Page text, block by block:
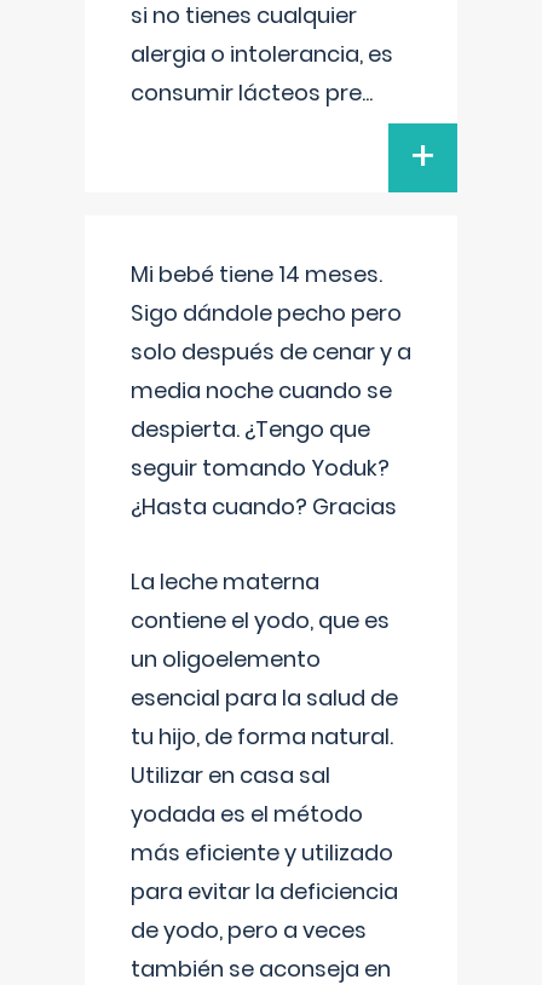
si no tienes cualquier
alergia o intolerancia, es
consumir lácteos pre...
+
Mi bebé tiene 14 meses.
Sigo dándole pecho pero
solo después de cenar y a
media noche cuando se
despierta. ¿Tengo que
seguir tomando Yoduk?
¿Hasta cuando? Gracias
La leche materna
contiene el yodo, que es
un oligoelemento
esencial para la salud de
tu hijo, de forma natural.
Utilizar en casa sal
yodada es el método
más eficiente y utilizado
para evitar la deficiencia
de yodo, pero a veces
también se aconseja en